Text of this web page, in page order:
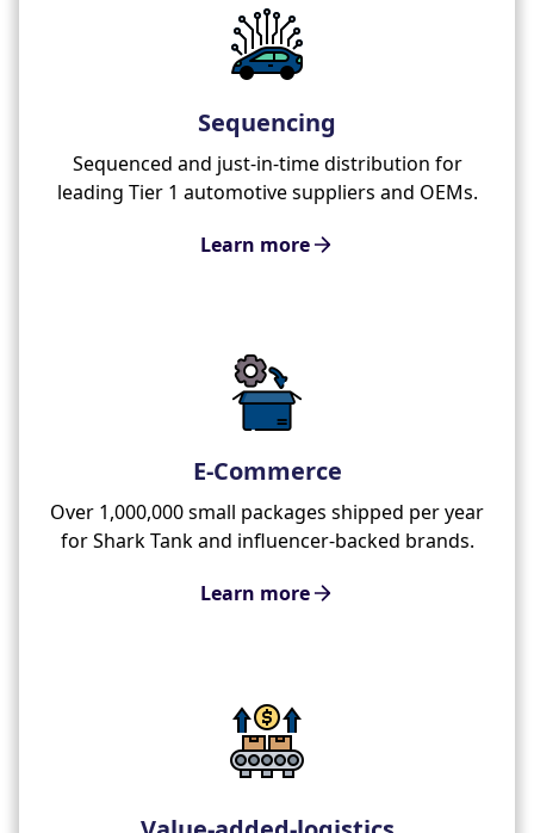
Sequencing
Sequenced and just-in-time distribution for
leading Tier 1 automotive suppliers and OEMs.
Learn more
E-Commerce
Over 1,000,000 small packages shipped per year
for Shark Tank and influencer-backed brands.
Learn more